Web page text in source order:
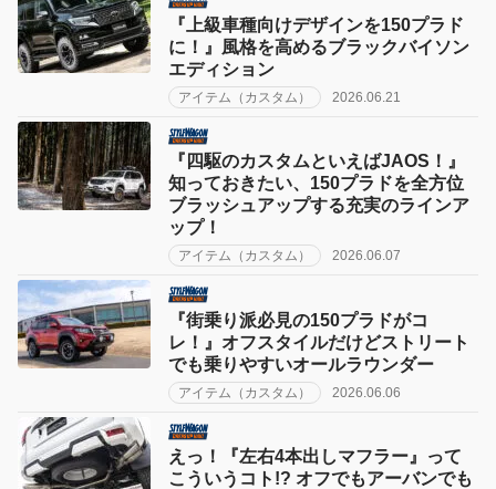
『上級車種向けデザインを150プラド
に！』風格を高めるブラックバイソン
エディション
アイテム（カスタム） 2026.06.21
『四駆のカスタムといえばJAOS！』
知っておきたい、150プラドを全方位
ブラッシュアップする充実のラインア
ップ！
アイテム（カスタム） 2026.06.07
『街乗り派必見の150プラドがコ
レ！』オフスタイルだけどストリート
でも乗りやすいオールラウンダー
アイテム（カスタム） 2026.06.06
えっ！『左右4本出しマフラー』って
こういうコト!? オフでもアーバンでも